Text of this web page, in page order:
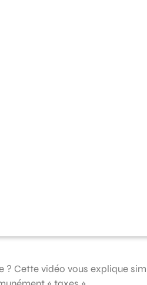
? Cette vidéo vous explique